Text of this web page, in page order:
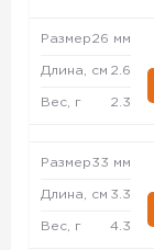
Размер26 мм
Длина, см 2.6
Вес, г 2.3
Размер33 мм
Длина, см 3.3
Вес, г 4.3